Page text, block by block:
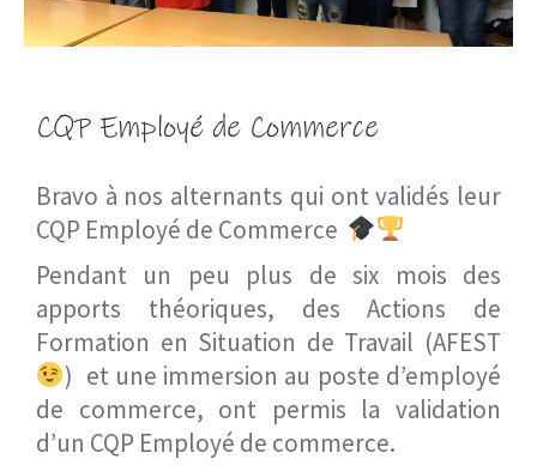
CQP Employé de Commerce
Bravo à nos alternants qui ont validés leur
CQP Employé de Commerce
Pendant un peu plus de six mois des
apports théoriques, des Actions de
Formation en Situation de Travail (AFEST
) et une immersion au poste d’employé
de commerce, ont permis la validation
d’un CQP Employé de commerce.